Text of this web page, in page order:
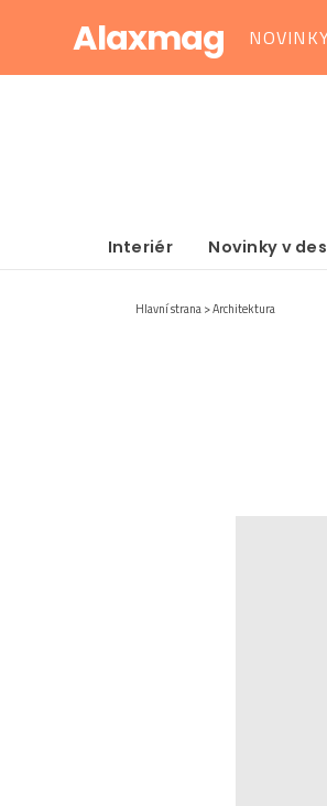
Alaxmag
Interiér Novinky v
Hlavní strana Architektura